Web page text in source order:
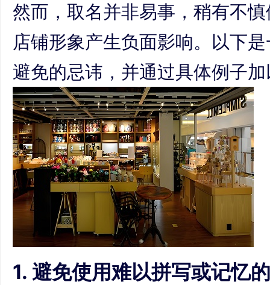
然而，取名并非易事，稍有不
店铺形象产生负面影响。以下
避免的忌讳，并通过具体例子
1. 避免使用难以拼写或记忆